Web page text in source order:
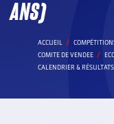
ANS)
ACCUEIL
COMITE DE VENDEE
CALENDRIER & RÉSULTATS